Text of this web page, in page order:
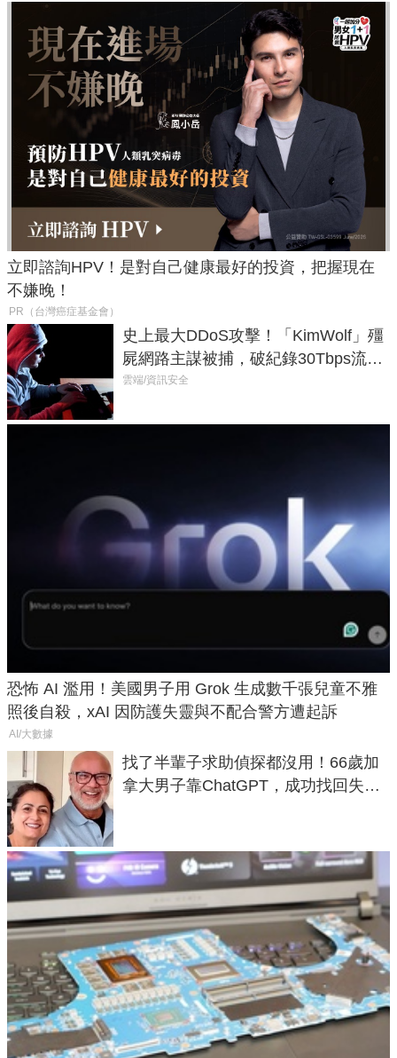
立即諮詢HPV！是對自己健康最好的投資，把握現在
不嫌晚！
PR（台灣癌症基金會）
史上最大DDoS攻擊！「KimWolf」殭
屍網路主謀被捕，破紀錄30Tbps流量
癱瘓全球！
雲端/資訊安全
恐怖 AI 濫用！美國男子用 Grok 生成數千張兒童不雅
照後自殺，xAI 因防護失靈與不配合警方遭起訴
AI/大數據
找了半輩子求助偵探都沒用！66歲加
拿大男子靠ChatGPT，成功找回失散